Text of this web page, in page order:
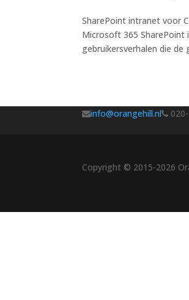
SharePoint intranet voor
Microsoft 365
gebruikersverhalen die de
info@orangehill.nl
Copyright © 2015-2026